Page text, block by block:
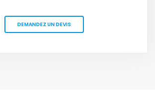
DEMANDEZ UN DEVIS